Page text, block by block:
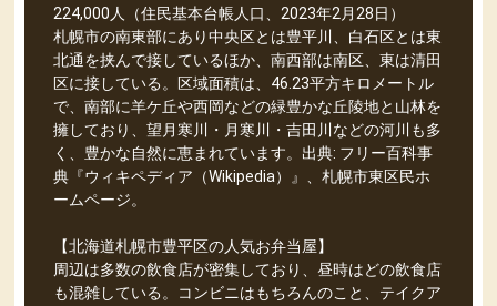
224,000人（住民基本台帳人口、2023年2月28日）
札幌市の南東部にあり中央区とは豊平川、白石区とは東
北通を挟んで接しているほか、南西部は南区、東は清田
区に接している。区域面積は、46.23平方キロメートル
で、南部に羊ケ丘や西岡などの緑豊かな丘陵地と山林を
擁しており、望月寒川・月寒川・吉田川などの河川も多
く、豊かな自然に恵まれています。出典: フリー百科事
典『ウィキペディア（Wikipedia）』、札幌市東区民ホ
ームページ。
【北海道札幌市豊平区の人気お弁当屋】
周辺は多数の飲食店が密集しており、昼時はどの飲食店
も混雑している。コンビニはもちろんのこと、テイクア